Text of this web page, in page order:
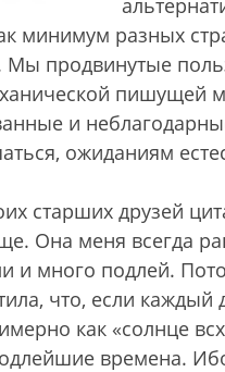
минимум разных
продвинутые
пишущей
и
ожиданиям
старших друзей
Она меня всегда
и много подлей.
что, если каждый
как «солнце
времена.